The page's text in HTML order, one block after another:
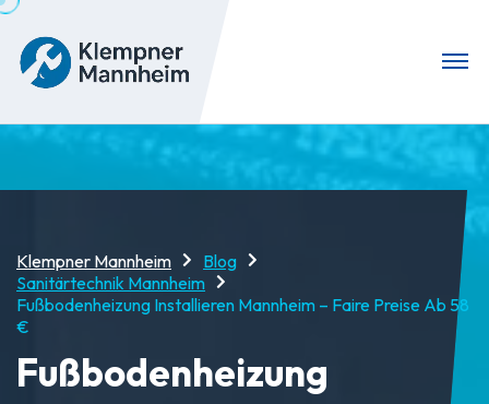
Klempner Mannheim
Blog
Sanitärtechnik Mannheim
Fußbodenheizung Installieren Mannheim – Faire Preise Ab 58
€
Fußbodenheizung